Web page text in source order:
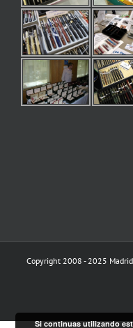
Copyright 2008 - 2025
Si continuas utilizando